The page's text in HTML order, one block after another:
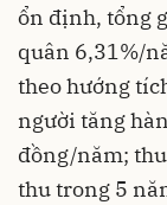
ổn định, tổng
quân 6,31%/
theo hướng
người tăng
đồng/năm;
thu trong 5